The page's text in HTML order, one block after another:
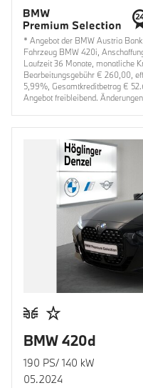
* Angebot der BMW Austria
Fahrzeug BMW 420i,
Laufzeit 36 Monate, monatliche
Bearbeitungsgebühr € 260,00,
5,99%, Gesamtkreditbetrag €
Angebot freibleibend.
BMW 420d
190 PS/ 140 kW
05.2024